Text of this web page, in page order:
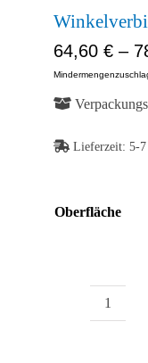
64,60 € –
Lieferzeit: 5-7
Oberfläche